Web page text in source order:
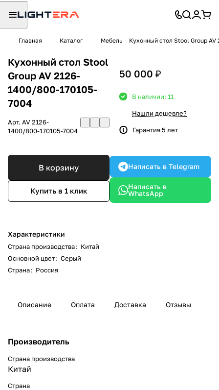
Главная Каталог Мебель Кухонный стол Stool Group AV
Кухонный стол Stool
Group AV 2126-
1400/800-170105-
7004
Арт. AV 2126-
1400/800-170105-7004
В корзину
Купить в 1 клик
Характеристики
Страна производства: Китай
Основной цвет: Серый
Страна: Россия
50 000 ₽
В наличии: 11
Нашли дешевле?
Гарантия 5 лет
Написать в Telegram
Написать в
WhatsApp
Описание Оплата Доставка Отзывы
Производитель
Страна производства
Китай
Страна